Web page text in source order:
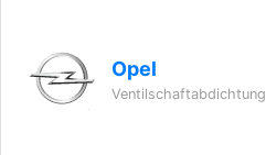
Opel
Ventilschaftabdichtung